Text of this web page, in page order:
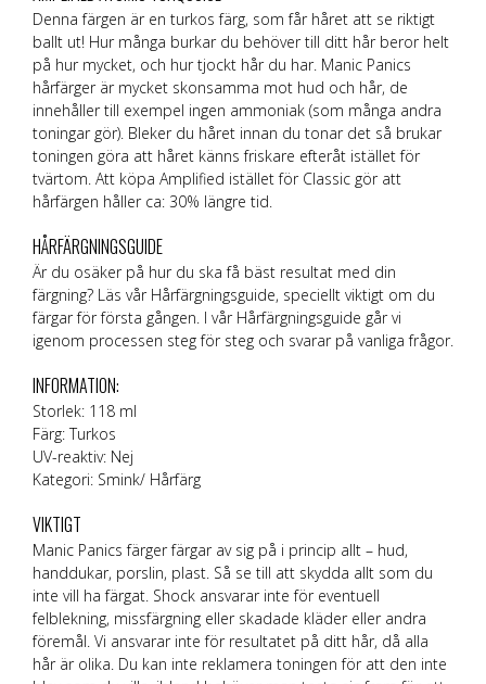
Denna färgen är en turkos färg, som får håret att se riktigt
ballt ut! Hur många burkar du behöver till ditt hår beror helt
på hur mycket, och hur tjockt hår du har. Manic Panics
hårfärger är mycket skonsamma mot hud och hår, de
innehåller till exempel ingen ammoniak (som många andra
toningar gör). Bleker du håret innan du tonar det så brukar
toningen göra att håret känns friskare efteråt istället för
tvärtom. Att köpa Amplified istället för Classic gör att
hårfärgen håller ca: 30% längre tid.
HÅRFÄRGNINGSGUIDE
Är du osäker på hur du ska få bäst resultat med din
färgning? Läs vår Hårfärgningsguide, speciellt viktigt om du
färgar för första gången. I vår Hårfärgningsguide går vi
igenom processen steg för steg och svarar på vanliga frågor.
INFORMATION:
Storlek: 118 ml
Färg: Turkos
UV-reaktiv: Nej
Kategori: Smink/ Hårfärg
VIKTIGT
Manic Panics färger färgar av sig på i princip allt – hud,
handdukar, porslin, plast. Så se till att skydda allt som du
inte vill ha färgat. Shock ansvarar inte för eventuell
felblekning, missfärgning eller skadade kläder eller andra
föremål. Vi ansvarar inte för resultatet på ditt hår, då alla
hår är olika. Du kan inte reklamera toningen för att den inte